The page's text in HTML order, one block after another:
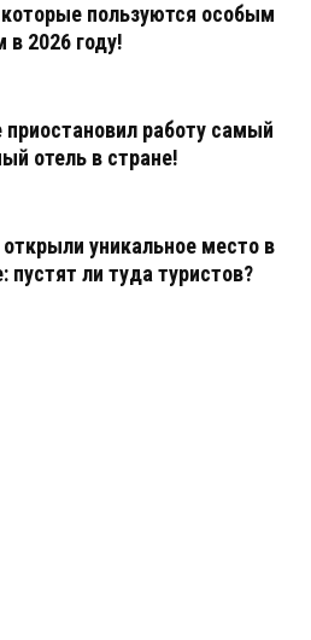
пользуются особым
в 2026 году!
приостановил работу самый
отель в стране!
уникальное место в
пустят ли туда туристов?